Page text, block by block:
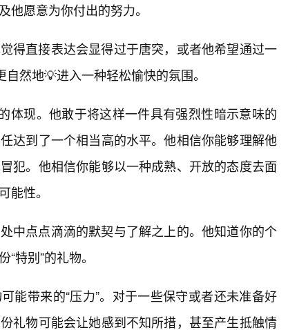
他愿意为你付出的努力。
得直接表达会显得过于唐突，或者他希望通过一
然地💡进入一种轻松愉快的氛围。
体现。他敢于将这样一件具有强烈性暗示意味的
达到了一个相当高的水平。他相信你能够理解他
犯。他相信你能够以一种成熟、开放的态度去面
能性。
中点点滴滴的默契与了解之上的。他知道你的个
特别”的礼物。
能带来的“压力”。对于一些保守或者还未准备好
礼物可能会让她感到不知所措，甚至产生抵触情